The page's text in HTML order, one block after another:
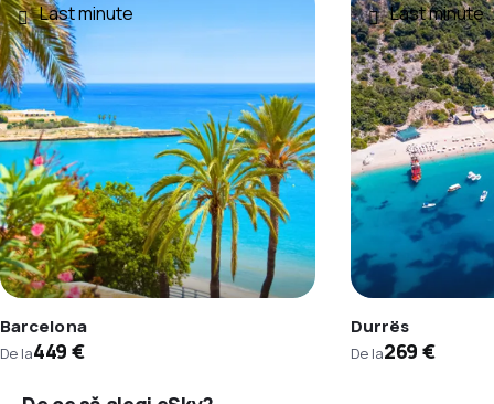
Last minute
Barcelona
De la449 €
Last minute
Durrës
De la269 €